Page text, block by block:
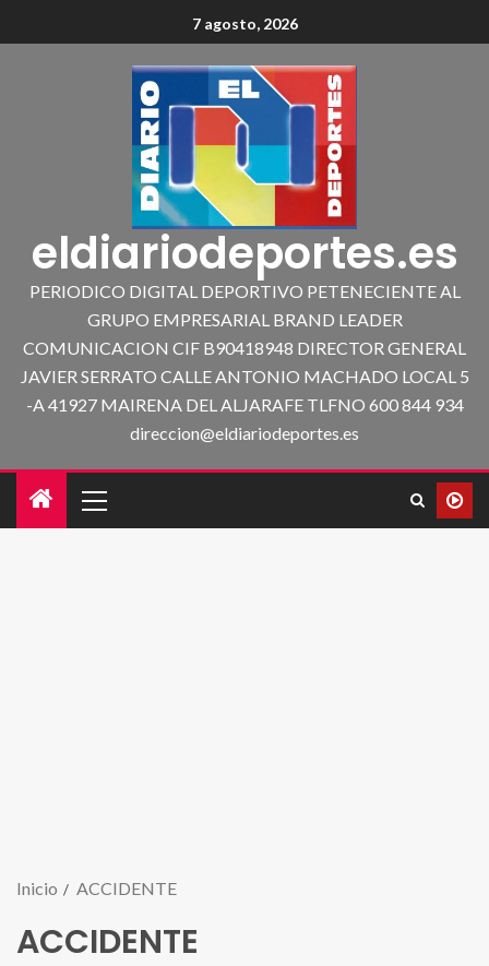
7 agosto, 2026
eldiariodeportes.es
PERIODICO DIGITAL DEPORTIVO PETENECIENTE AL
GRUPO EMPRESARIAL BRAND LEADER
COMUNICACION CIF B90418948 DIRECTOR GENERAL
JAVIER SERRATO CALLE ANTONIO MACHADO LOCAL 5
-A 41927 MAIRENA DEL ALJARAFE TLFNO 600 844 934
direccion@eldiariodeportes.es
Inicio ACCIDENTE
ACCIDENTE